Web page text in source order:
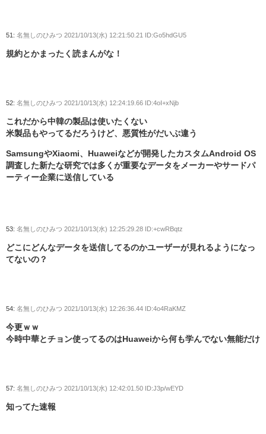
51: 名無しのひみつ 2021/10/13(水) 12:21:50.21 ID:Go5hdGU5
規約とかまったく読まんがな！
52: 名無しのひみつ 2021/10/13(水) 12:24:19.66 ID:4oI+xNjb
これだから中韓の製品は使いたくない
米製品もやってるだろうけど、悪質性がだいぶ違う
SamsungやXiaomi、Huaweiなどが開発したカスタムAndroid OS
調査した新たな研究では多くが重要なデータをメーカーやサードパ
ーティー企業に送信している
53: 名無しのひみつ 2021/10/13(水) 12:25:29.28 ID:+cwRBqtz
どこにどんなデータを送信してるのかユーザーが見れるようになっ
てないの？
54: 名無しのひみつ 2021/10/13(水) 12:26:36.44 ID:4o4RaKMZ
今更ｗｗ
今時中華とチョン使ってるのはHuaweiから何も学んでない無能だけ
57: 名無しのひみつ 2021/10/13(水) 12:42:01.50 ID:J3p/wEYD
知ってた速報